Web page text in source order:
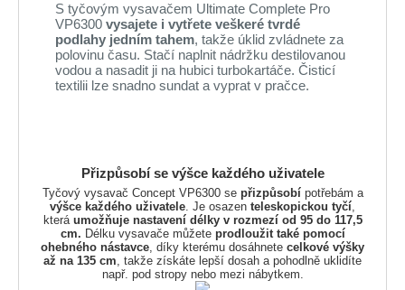
S tyčovým vysavačem Ultimate Complete Pro
VP6300 vysajete i vytřete veškeré tvrdé
podlahy jedním tahem, takže úklid zvládnete za
polovinu času. Stačí naplnit nádržku destilovanou
vodou a nasadit ji na hubici turbokartáče. Čisticí
textilii lze snadno sundat a vyprat v pračce.
Přizpůsobí se výšce každého uživatele
Tyčový vysavač Concept VP6300 se přizpůsobípotřebám a
výšce každého uživatele. Je osazen teleskopickou tyčí,
která umožňuje nastavení délky v rozmezí od 95 do 117,5
cm. Délku vysavače můžete prodloužit také pomocí
ohebného nástavce, díky kterému dosáhnete celkové výšky
až na 135 cm, takže získáte lepší dosah a pohodlně uklidíte
např. pod stropy nebo mezi nábytkem.